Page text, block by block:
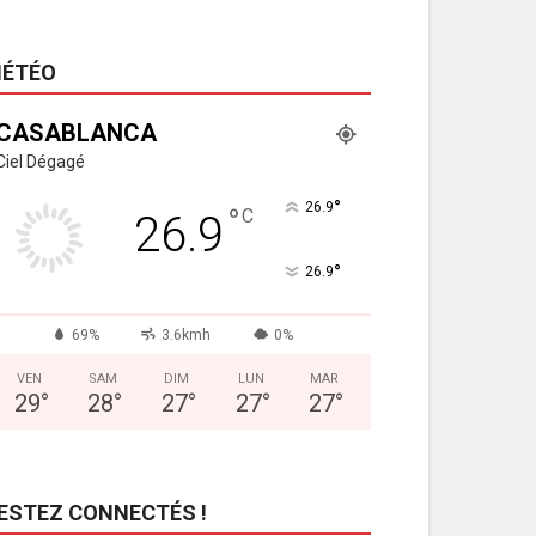
Dégagé
26.9 °C 26.9°
26.9°
69% 3.6kmh 0%
VEN
29°
SAM
28°
DIM
27°
LUN
27°
MAR
27°
CONNECTÉS !